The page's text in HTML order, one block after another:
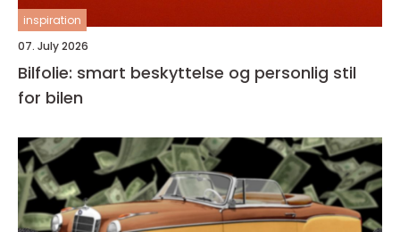
inspiration
07. July 2026
Bilfolie: smart beskyttelse og personlig stil
for bilen